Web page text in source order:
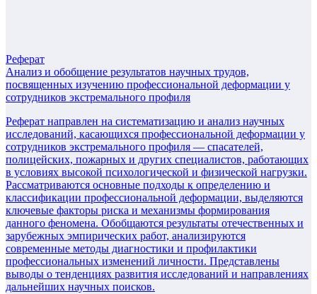
Реферат
Анализ и обобщение результатов научных трудов,
посвященных изучению профессиональной деформации у
сотрудников экстремального профиля
Реферат направлен на систематизацию и анализ научных
исследований, касающихся профессиональной деформации у
сотрудников экстремального профиля — спасателей,
полицейских, пожарных и других специалистов, работающих
в условиях высокой психологической и физической нагрузки.
Рассматриваются основные подходы к определению и
классификации профессиональной деформации, выделяются
ключевые факторы риска и механизмы формирования
данного феномена. Обобщаются результаты отечественных и
зарубежных эмпирических работ, анализируются
современные методы диагностики и профилактики
профессиональных изменений личности. Представлены
выводы о тенденциях развития исследований и направлениях
дальнейших научных поисков.